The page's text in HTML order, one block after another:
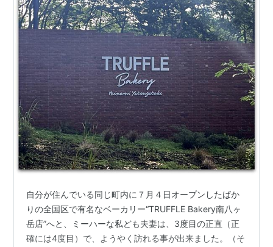
自分が住んでいる同じ町内に７月４日オープンしたばか
りの全国区で有名なベーカリー“TRUFFLE Bakery南八ヶ
岳店”へと、ミーハーな私ども夫妻は、3度目の正直（正
確には4度目）で、ようやく訪れる事が出来ました。（そ